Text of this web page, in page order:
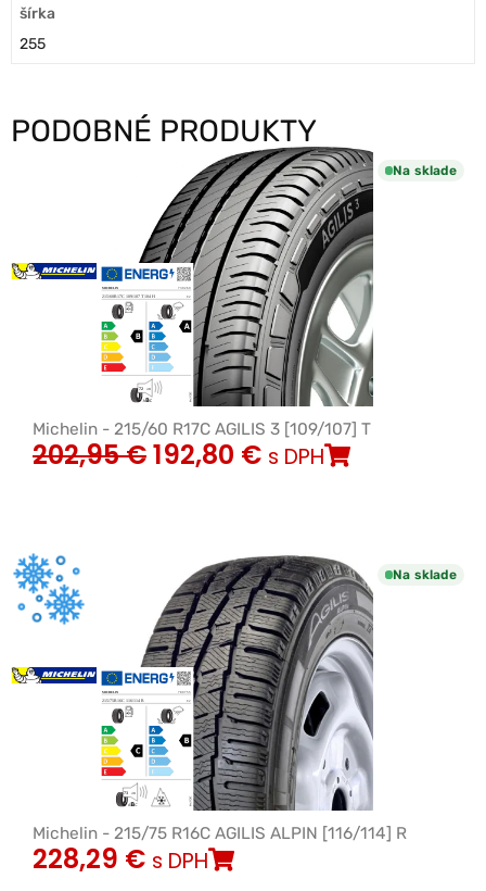
šírka
255
PODOBNÉ PRODUKTY
Na sklade
Michelin - 215/60 R17C AGILIS 3 [109/107] T
202,95€192,80 € s DPH
Na sklade
Michelin - 215/75 R16C AGILIS ALPIN [116/114] R
228,29 € s DPH